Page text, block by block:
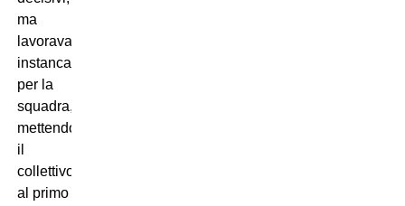
ma
lavorava
instancabilmente
per la
squadra,
mettendo
il
collettivo
al primo